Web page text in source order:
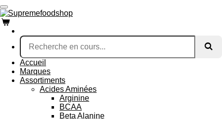
Passer
au
contenu
principal
Accueil
Marques
Assortiments
Acides Aminées
Arginine
BCAA
Beta Alanine